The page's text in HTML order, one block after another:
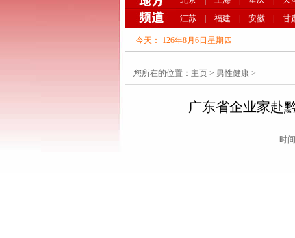
江苏
福建 安徽 甘
今天： 126年8月6日星期四
您所在的位置： 主页 > 男性健康 >
广东省企业家赴
时